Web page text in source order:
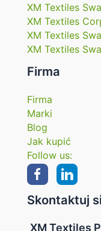
XM Textiles
XM Textiles
XM Textiles
XM Textiles
Firma
Firma
Marki
Blog
Jak kupić
Follow us:
Skontaktuj
XM Textiles